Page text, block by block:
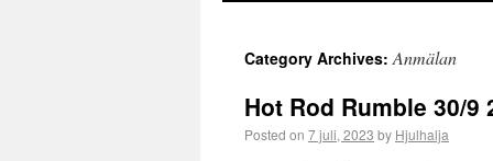
Category Archives:Anmälan
Hot Rod Rumble 30/9
Posted on 7 juli, 2023 by Hjulhalja